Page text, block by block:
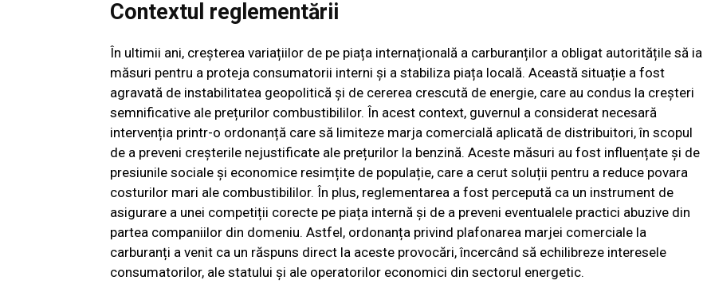
Contextul reglementării
În ultimii ani, creșterea variațiilor de pe piața internațională a carburanților a obligat autoritățile să ia
măsuri pentru a proteja consumatorii interni și a stabiliza piața locală. Această situație a fost
agravată de instabilitatea geopolitică și de cererea crescută de energie, care au condus la creșteri
semnificative ale prețurilor combustibililor. În acest context, guvernul a considerat necesară
intervenția printr-o ordonanță care să limiteze marja comercială aplicată de distribuitori, în scopul
de a preveni creșterile nejustificate ale prețurilor la benzină. Aceste măsuri au fost influențate și de
presiunile sociale și economice resimțite de populație, care a cerut soluții pentru a reduce povara
costurilor mari ale combustibililor. În plus, reglementarea a fost percepută ca un instrument de
asigurare a unei competiții corecte pe piața internă și de a preveni eventualele practici abuzive din
partea companiilor din domeniu. Astfel, ordonanța privind plafonarea marjei comerciale la
carburanți a venit ca un răspuns direct la aceste provocări, încercând să echilibreze interesele
consumatorilor, ale statului și ale operatorilor economici din sectorul energetic.